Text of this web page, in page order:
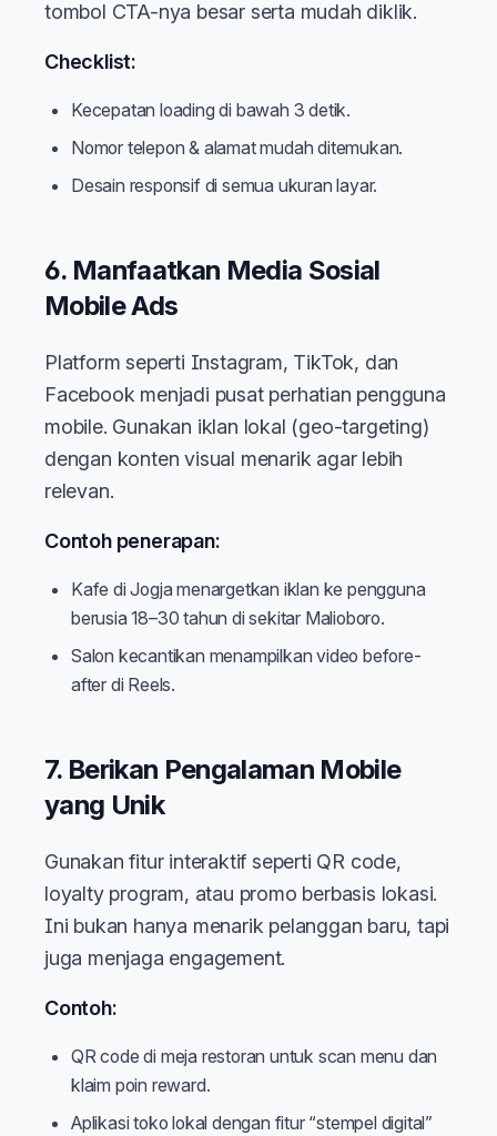
tombol CTA-nya besar serta mudah diklik.
Checklist:
Kecepatan loading di bawah 3 detik.
Nomor telepon & alamat mudah ditemukan.
Desain responsif di semua ukuran layar.
6. Manfaatkan Media Sosial
Mobile Ads
Platform seperti Instagram, TikTok, dan
Facebook menjadi pusat perhatian pengguna
mobile. Gunakan iklan lokal (geo-targeting)
dengan konten visual menarik agar lebih
relevan.
Contoh penerapan:
Kafe di Jogja menargetkan iklan ke pengguna
berusia 18–30 tahun di sekitar Malioboro.
Salon kecantikan menampilkan video before-
after di Reels.
7. Berikan Pengalaman Mobile
yang Unik
Gunakan fitur interaktif seperti QR code,
loyalty program, atau promo berbasis lokasi.
Ini bukan hanya menarik pelanggan baru, tapi
juga menjaga engagement.
Contoh:
QR code di meja restoran untuk scan menu dan
klaim poin reward.
Aplikasi toko lokal dengan fitur “stempel digital”